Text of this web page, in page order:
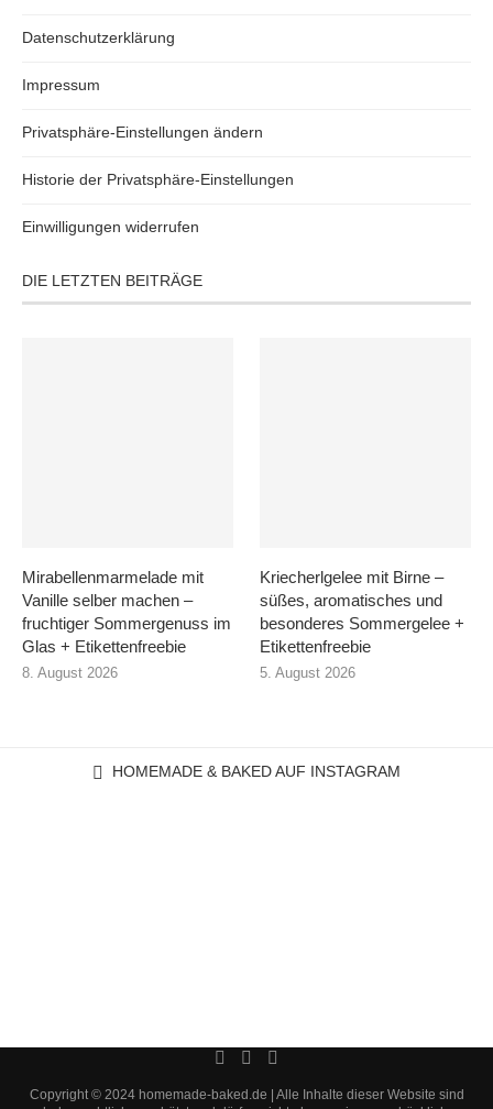
Datenschutzerklärung
Impressum
Privatsphäre-Einstellungen ändern
Historie der Privatsphäre-Einstellungen
Einwilligungen widerrufen
DIE LETZTEN BEITRÄGE
Mirabellenmarmelade mit
Vanille selber machen –
fruchtiger Sommergenuss im
Glas + Etikettenfreebie
8. August 2026
Kriecherlgelee mit Birne –
süßes, aromatisches und
besonderes Sommergelee +
Etikettenfreebie
5. August 2026
HOMEMADE & BAKED AUF INSTAGRAM
Copyright © 2024 homemade-baked.de | Alle Inhalte dieser Website sind